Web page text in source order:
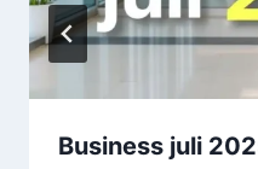
Business juli